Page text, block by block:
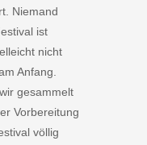
Niemand
ist
nicht
Anfang.
gesammelt
Vorbereitung
völlig